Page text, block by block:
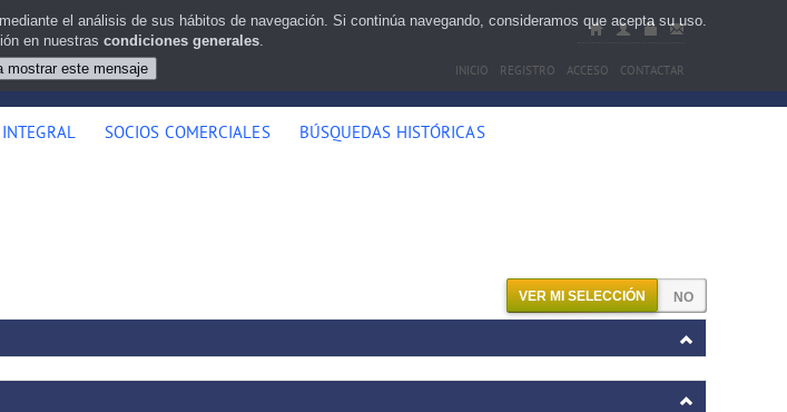
INICIO REGISTRO ACCESO CONTACTAR
SOCIOS COMERCIALES BÚSQUEDAS HISTÓRICAS
VER MI SELECCIÓN
el análisis de sus hábitos de navegación. Si continúa navegando, consideramos que acepta su uso.
en nuestras condiciones generales.